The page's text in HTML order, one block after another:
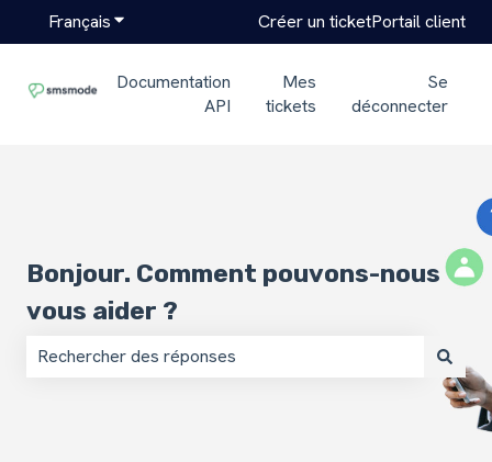
FrançaisAfficher le sous-menu pour les traductions
Créer un ticketPortail client
Documentation
API
Mes
tickets
Se
déconnecter
Bonjour. Comment pouvons-nous
vous aider ?
Il n'y a aucune suggestion car le champ de recherche